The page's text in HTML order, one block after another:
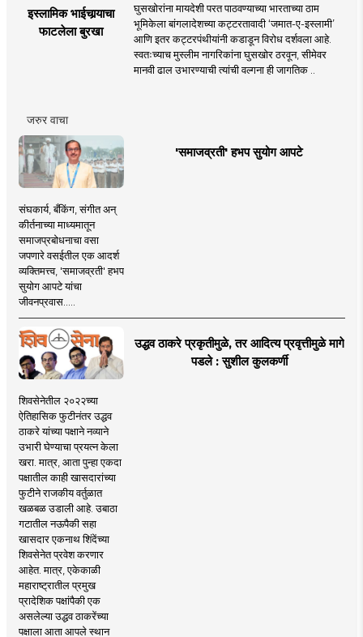
इस्लामिक भाईचार्‍याचा
फाटलेला बुरखा
घुसखोरांना मायदेशी परत पाठवण्याच्या भारताच्या ठाम
भूमिकेला बांगलादेशच्या कट्टरतावादी ‘जमात-ए-इस्लामी’
आणि इतर कट्टरपंथीयांनी कडाडून विरोध दर्शवला आहे.
स्वतःच्याच मुस्लीम नागरिकांना घुसखोर ठरवून, सीमेवर
मानवी ढाल उभारण्याची त्यांची वल्गना ही जागतिक ..
जरुर वाचा
'समाजव्रती' हभप सुयोग आपटे
संघकार्य, बँकिंग, संगीत अन्
कीर्तनाच्या माध्यमातून
समाजप्रबोधनाचा वसा
जपणारे वसईतील एक आदर्श
व्यक्तिमत्त्व, 'समाजव्रती' हभप
सुयोग आपटे यांचा
जीवनप्रवास.....
उद्धव ठाकरे प्रकृतीमुळे, तर आदित्य प्रवृत्तीमुळे मागे
पडले : सुशील कुलकर्णी
शिवसेनेतील २०२२च्या
ऐतिहासिक फुटीनंतर उद्धव
ठाकरे यांच्या पक्षाने नव्याने
उभारी घेण्याचा प्रयत्न केला
खरा. मात्र, आता पुन्हा एकदा
पक्षातील काही खासदारांच्या
फुटीने राजकीय वर्तुळात
खळबळ उडाली आहे. उबाठा
गटातील नऊपैकी सहा
खासदार एकनाथ शिंदेंच्या
शिवसेनेत प्रवेश करणार
आहेत. मात्र, एकेकाळी
महाराष्ट्रातील प्रमुख
प्रादेशिक पक्षांपैकी एक
असलेल्या उद्धव ठाकरेंच्या
पक्षाला आता आपले स्थान